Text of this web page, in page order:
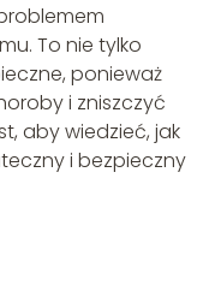
To nie tylko
ponieważ
i zniszczyć
aby wiedzieć, jak
i bezpieczny